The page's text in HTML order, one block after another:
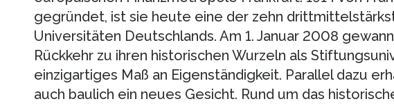
gegründet, ist sie heute eine der zehn
Universitäten Deutschlands. Am 1. Januar 2008
Rückkehr zu ihren historischen Wurzeln als
einzigartiges Maß an Eigenständigkeit. Parallel dazu
auch baulich ein neues Gesicht. Rund um das